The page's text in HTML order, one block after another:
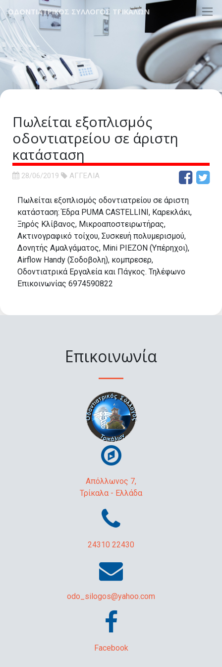
ΟΔΟΝΤΙΑΤΡΙΚΟΣ ΣΥΛΛΟΓΟΣ ΤΡΙΚΑΛΩΝ
Πωλείται εξοπλισμός
οδοντιατρείου σε άριστη
κατάσταση
28/06/2019 ΑΓΓΕΛΙΑ
Πωλείται εξοπλισμός οδοντιατρείου σε άριστη
κατάσταση: Έδρα PUMA CASTELLINI, Καρεκλάκι,
Ξηρός Κλίβανος, Μικροαποστειρωτήρας,
Ακτινογραφικό τοίχου, Συσκευή πολυμερισμού,
Δονητής Αμαλγάματος, Mini PIEZON (Υπέρηχοι),
Airflow Handy (Σοδοβολη), κομπρεσερ,
Οδοντιατρικά Εργαλεία και Πάγκος. Τηλέφωνο
Επικοινωνίας 6974590822
Επικοινωνία
Απόλλωνος 7,
Τρίκαλα - Ελλάδα
24310 22430
odo_silogos@yahoo.com
Facebook